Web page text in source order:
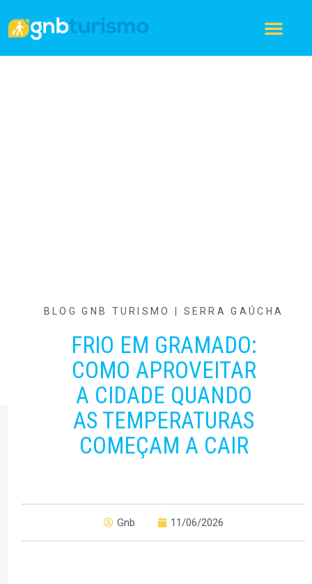
BLOG GNB TURISMO | SERRA GAÚCHA
FRIO EM GRAMADO:
COMO APROVEITAR
A CIDADE QUANDO
AS TEMPERATURAS
COMEÇAM A CAIR
Gnb 11/06/2026